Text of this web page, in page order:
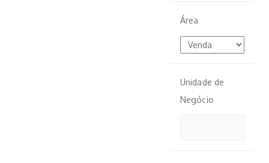
Área
Unidade de
Negócio